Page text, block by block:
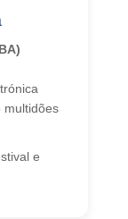
multidões
e